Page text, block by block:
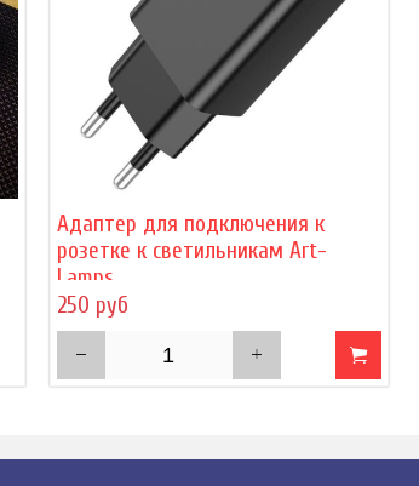
Адаптер для подключения к
розетке к светильникам Art-
Lamps
250 руб